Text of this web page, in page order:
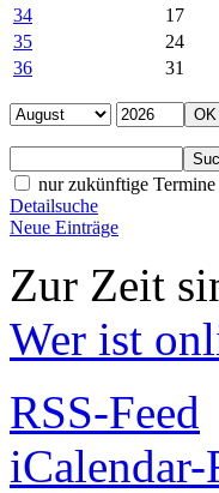
34
17
35
24
36
31
nur zukünftige Termine
Detailsuche
Neue Einträge
Zur Zeit
Wer ist
RSS-Feed
iCalendar-